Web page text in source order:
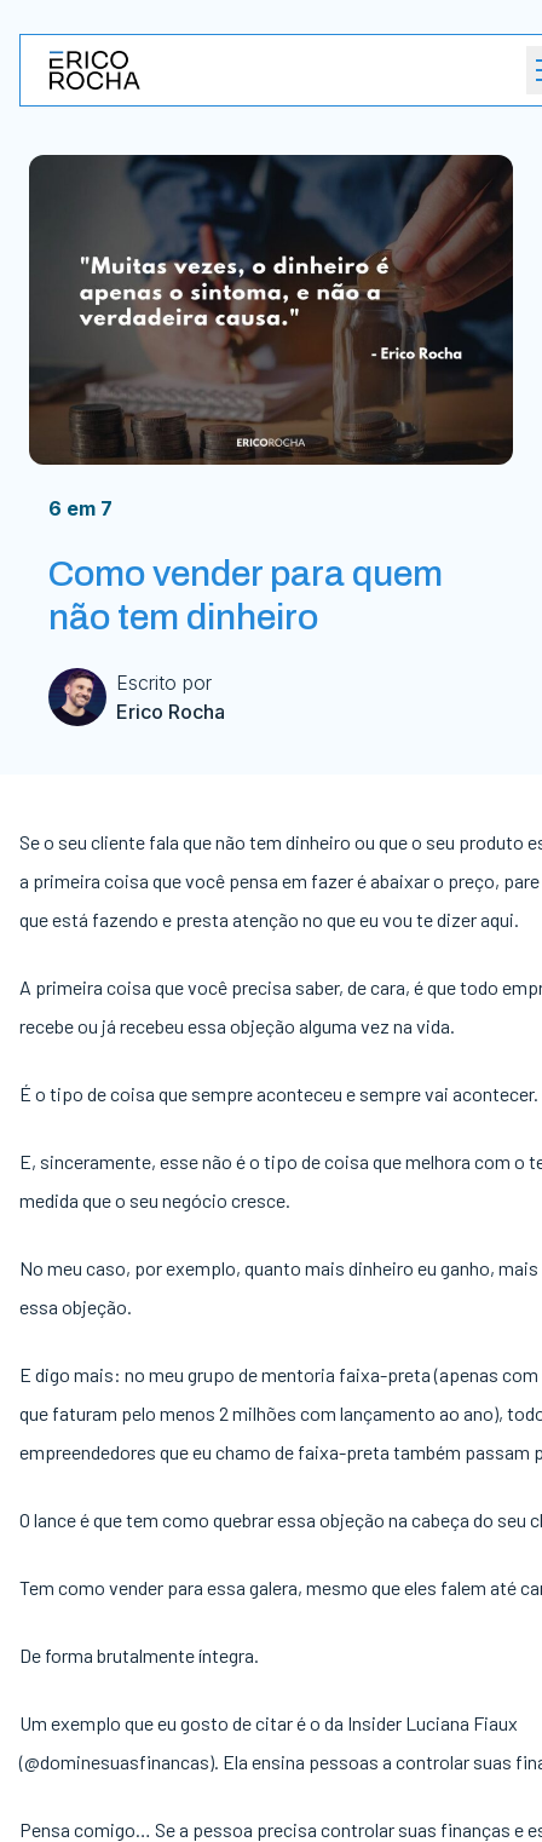
6 em 7
Como vender para quem
não tem dinheiro
Escrito por
Erico Rocha
Se o seu cliente fala que não tem dinheiro ou que o seu produto
a primeira coisa que você pensa em fazer é abaixar o preço,
que está fazendo e presta atenção no que eu vou te dizer aqui.
A primeira coisa que você precisa saber, de cara, é que todo
recebe ou já recebeu essa objeção alguma vez na vida.
É o tipo de coisa que sempre aconteceu e sempre vai acontecer.
E, sinceramente, esse não é o tipo de coisa que melhora com o
medida que o seu negócio cresce.
No meu caso, por exemplo, quanto mais dinheiro eu ganho, mais
essa objeção.
E digo mais: no meu grupo de mentoria faixa-preta (apenas
que faturam pelo menos 2 milhões com lançamento ao ano),
empreendedores que eu chamo de faixa-preta também passam
O lance é que tem como quebrar essa objeção na cabeça do seu
Tem como vender para essa galera, mesmo que eles falem até
De forma brutalmente íntegra.
Um exemplo que eu gosto de citar é o da Insider Luciana Fiaux
(@dominesuasfinancas). Ela ensina pessoas a controlar suas
Pensa comigo… Se a pessoa precisa controlar suas finanças e